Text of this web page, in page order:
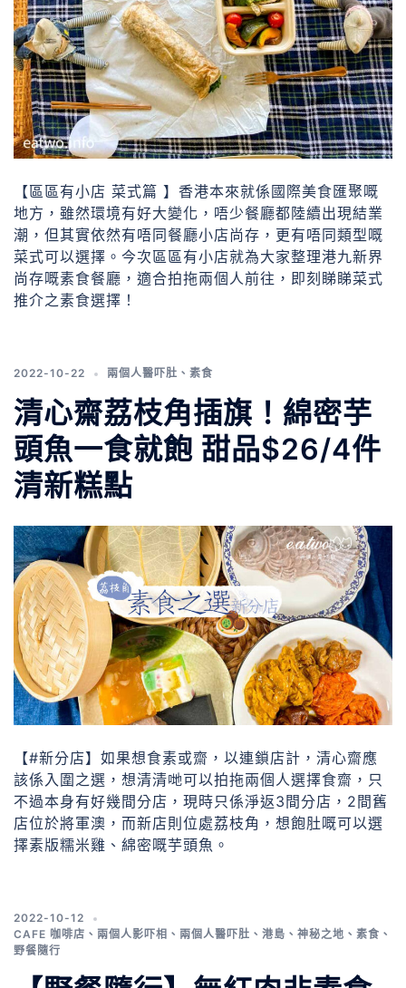
【區區有小店 菜式篇 】香港本來就係國際美食匯聚嘅
地方，雖然環境有好大變化，唔少餐廳都陸續出現結業
潮，但其實依然有唔同餐廳小店尚存，更有唔同類型嘅
菜式可以選擇。今次區區有小店就為大家整理港九新界
尚存嘅素食餐廳，適合拍拖兩個人前往，即刻睇睇菜式
推介之素食選擇！
2022-10-22 兩個人醫吓肚 、 素食
清心齋荔枝角插旗！綿密芋
頭魚一食就飽 甜品$26/4件
清新糕點
【#新分店】如果想食素或齋，以連鎖店計，清心齋應
該係入圍之選，想清清哋可以拍拖兩個人選擇食齋，只
不過本身有好幾間分店，現時只係淨返3間分店，2間舊
店位於將軍澳，而新店則位處荔枝角，想飽肚嘅可以選
擇素版糯米雞、綿密嘅芋頭魚。
2022-10-12
CAFE 咖啡店 、 兩個人影吓相 、 兩個人醫吓肚 、 港島 、 神秘之地 、 素食 、
野餐隨行